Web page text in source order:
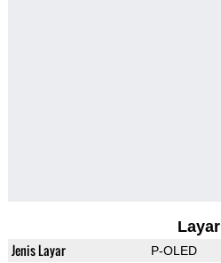
Layar
Jenis Layar P-OLED